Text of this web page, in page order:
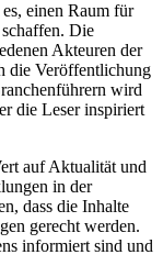
einen Raum für
Die
Akteuren der
die Veröffentlichung
wird
die Leser inspiriert
auf Aktualität und
in der
dass die Inhalte
gerecht werden.
informiert sind und